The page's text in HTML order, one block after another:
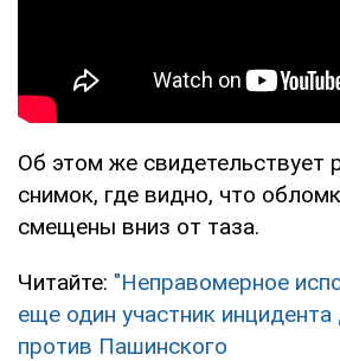
Об этом же свидетельствует
снимок, где видно, что
смещены вниз от таза.
Читайте: "Неправомерное
еще один участник инцидента
против Пашинского